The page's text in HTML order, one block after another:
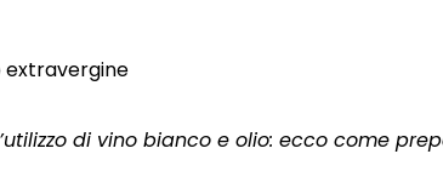
extravergine
di vino bianco e olio: ecco come